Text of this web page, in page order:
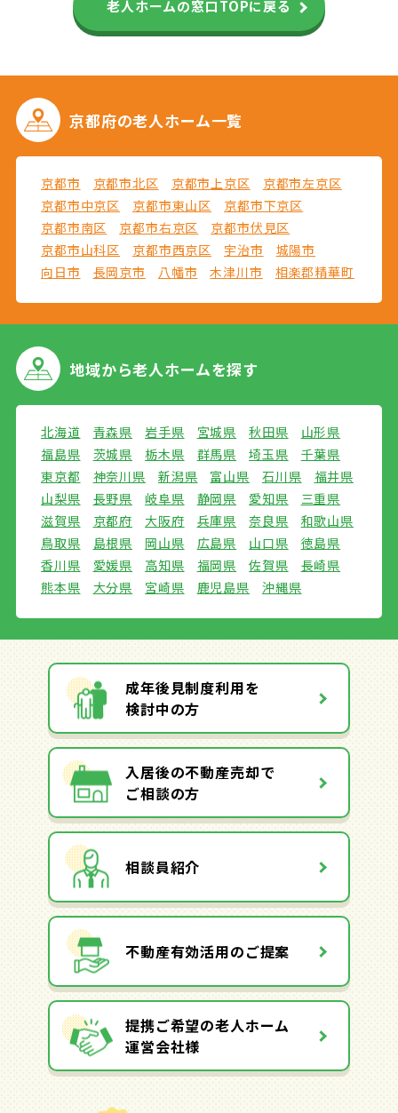
老人ホームの窓口TOPに戻る
京都府の老人ホーム一覧
京都市 京都市北区 京都市上京区
京都市左京区
京都市中京区
京都市東山区
京都市下京区
京都市南区
京都市右京区
京都市伏見区
京都市山科区
京都市西京区 宇治市
城陽市
向日市
長岡京市 八幡市 木津川市 相楽郡精華町
地域から老人ホームを探す
北海道 青森県 岩手県 宮城県 秋田県
山形県
福島県
茨城県 栃木県 群馬県 埼玉県
千葉県
東京都
神奈川県 新潟県 富山県 石川県
福井県
山梨県
長野県 岐阜県 静岡県 愛知県
三重県
滋賀県
京都府 大阪府 兵庫県 奈良県
和歌山県
鳥取県
島根県 岡山県 広島県 山口県
徳島県
香川県
愛媛県 高知県 福岡県 佐賀県
長崎県
熊本県
大分県 宮崎県 鹿児島県 沖縄県
成年後見制度利用を
検討中の方
入居後の不動産売却で
ご相談の方
相談員紹介
不動産有効活用のご提案
提携ご希望の老人ホーム
運営会社様